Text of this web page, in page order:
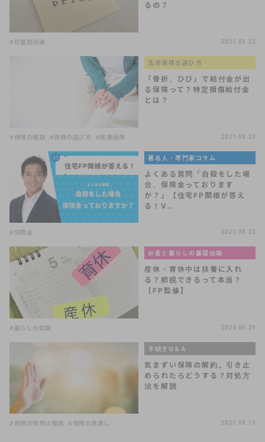
るの？
#貯蓄型保険 2021.08.22
生命保険の選び方
「骨折、ひび」で給付金が出
る保険って？特定損傷給付金
とは？
#保険の種類 #保険の選び方 #医療保険 2021.08.20
著名人・専門家コラム
よくある質問「自殺をした場
合、保険金っております
か？」【住宅FP関根が答え
る！V…
#保険金 2023.08.23
お金と暮らしの基礎知識
産休・育休中は扶養に入れ
る？節税できるって本当？
【FP監修】
#暮らしの知識 2024.05.29
手続きQ＆A
気まずい保険の解約。引き止
められたらどうする？対処方
法を解説
#保険の世界は複雑 #保険の見直し 2021.08.19